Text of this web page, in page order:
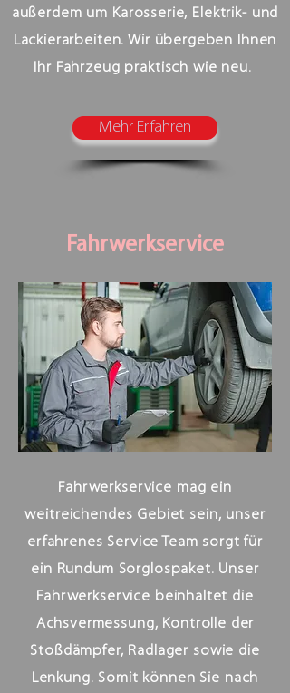
außerdem um Karosserie, Elektrik- und
Lackierarbeiten. Wir übergeben Ihnen
Ihr Fahrzeug praktisch wie neu.
Mehr Erfahren
Fahrwerkservice
Fahrwerkservice mag ein
weitreichendes Gebiet sein, unser
erfahrenes Service Team sorgt für
ein Rundum Sorglospaket. Unser
Fahrwerkservice beinhaltet die
Achsvermessung, Kontrolle der
Stoßdämpfer, Radlager sowie die
Lenkung. Somit können Sie nach